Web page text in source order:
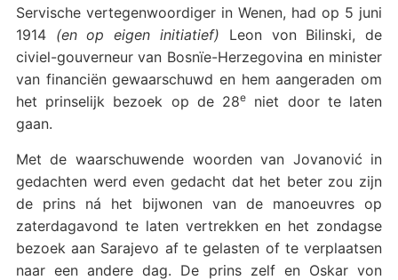
Servische vertegenwoordiger in Wenen, had op 5 juni
1914 (en op eigen initiatief) Leon von Bilinski, de
civiel-gouverneur van Bosnïe-Herzegovina en minister
van financiën gewaarschuwd en hem aangeraden om
het prinselijk bezoek op de 28e
niet door te laten
gaan.
Met de waarschuwende woorden van Jovanović in
gedachten werd even gedacht dat het beter zou zijn
de prins ná het bijwonen van de manoeuvres op
zaterdagavond te laten vertrekken en het zondagse
bezoek aan Sarajevo af te gelasten of te verplaatsen
naar een andere dag. De prins zelf en Oskar von